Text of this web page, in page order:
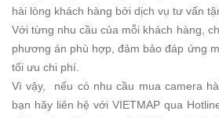
hài lòng khách hàng bởi dịch vụ tư vấn
Với từng nhu cầu của mỗi khách hàng,
phương án phù hợp, đảm bảo đáp ứng
tối ưu chi phí.
Vì vậy, nếu có nhu cầu mua camera
bạn hãy liên hệ với VIETMAP qua